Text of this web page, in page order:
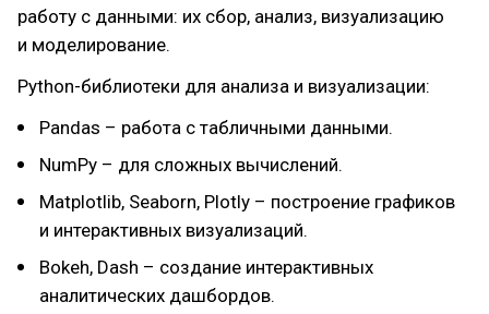
работу с данными: их сбор, анализ, визуализацию
и моделирование.
Python-библиотеки для анализа и визуализации:
Pandas – работа с табличными данными.
NumPy – для сложных вычислений.
Matplotlib, Seaborn, Plotly – построение графиков
и интерактивных визуализаций.
Bokeh, Dash – создание интерактивных
аналитических дашбордов.